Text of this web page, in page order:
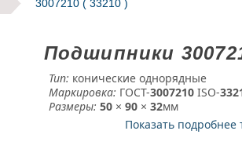
3007210 ( 33210 )
Подшипники
Тип: конические однорядные
Маркировка: ГОСТ-3007210­ ISO-
Размеры: 50× 90× 32мм
Показать